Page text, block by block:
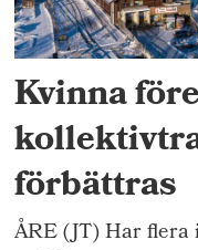
Kvinna
förbättras
ÅRE (JT) Har